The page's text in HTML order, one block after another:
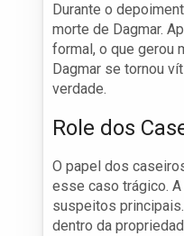
Durante o
morte de Dagmar.
formal, o que gerou
Dagmar se tornou
verdade.
Role dos
O papel dos
esse caso trágico.
suspeitos
dentro da